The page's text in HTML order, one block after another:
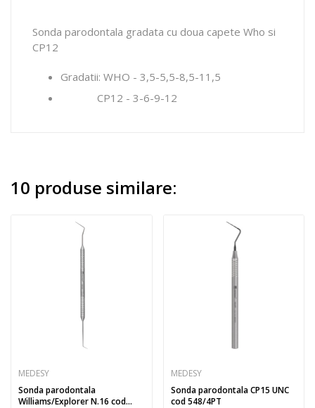
Sonda parodontala gradata cu doua capete Who si
CP12
Gradatii: WHO - 3,5-5,5-8,5-11,5
CP12 - 3-6-9-12
10 produse similare:
MEDESY
Sonda parodontala
Williams/Explorer N.16 cod...
MEDESY
Sonda parodontala CP15 UNC
cod 548/4PT